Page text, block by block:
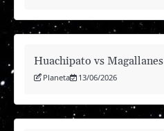
Huachipato vs Magallanes
Planeta 13/06/2026